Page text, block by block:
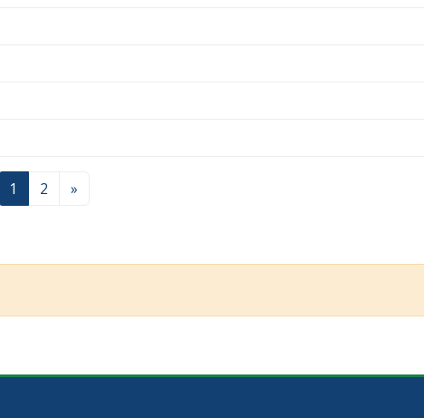
1 2 »